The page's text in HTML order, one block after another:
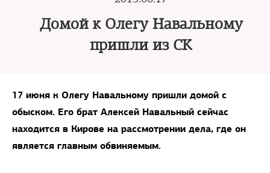
Домой к Олегу Навальному
пришли из СК
17 июня к Олегу Навальному пришли домой с
обыском. Его брат Алексей Навальный сейчас
находится в Кирове на рассмотрении дела, где он
является главным обвиняемым.